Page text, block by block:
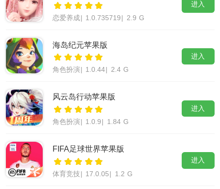
恋爱养成| 1.0.735719 | 2.9 G
进入
海岛纪元苹果版
角色扮演 1.0.44 2.4 G
进入
风云岛行动苹果版
角色扮演 1.0.9 1.84 G
进入
FIFA足球世界苹果版
体育竞技| 17.0.05 | 1.2 G
进入